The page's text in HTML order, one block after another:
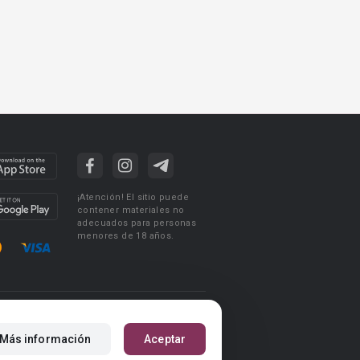
Más información Aceptar
¡Atención! El sitio puede
contener materiales no
adecuados para personas
menores de 18 años.
Reglas para la publicación de libros